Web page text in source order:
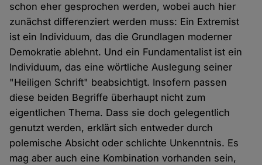
schon eher gesprochen werden, wobei auch hier
zunächst differenziert werden muss: Ein Extremist
ist ein Individuum, das die Grundlagen moderner
Demokratie ablehnt. Und ein Fundamentalist ist ein
Individuum, das eine wörtliche Auslegung seiner
"Heiligen Schrift" beabsichtigt. Insofern passen
diese beiden Begriffe überhaupt nicht zum
eigentlichen Thema. Dass sie doch gelegentlich
genutzt werden, erklärt sich entweder durch
polemische Absicht oder schlichte Unkenntnis. Es
mag aber auch eine Kombination vorhanden sein,